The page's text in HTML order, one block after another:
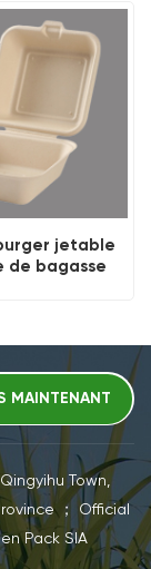
jetable
de bagasse
Town,
； Official
Pack SIA